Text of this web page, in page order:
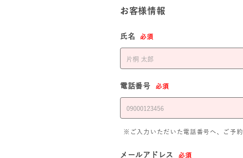
お客様情報
氏名 必須
電話番号 必須
※ご入力いただいた電話番号へ、ご予
メールアドレス 必須